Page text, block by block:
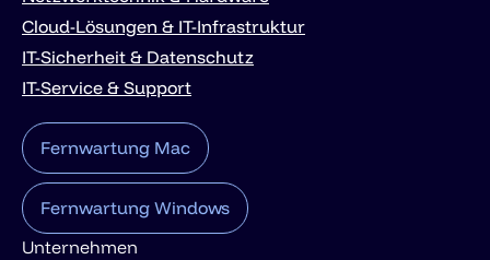
Cloud-Lösungen & IT-Infrastruktur
IT-Sicherheit & Datenschutz
IT-Service & Support
Fernwartung Mac
Fernwartung Windows
Unternehmen